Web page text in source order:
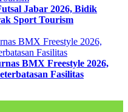
Jabar 2026, Bidik
Sport Tourism
BMX Freestyle 2026,
Fasilitas